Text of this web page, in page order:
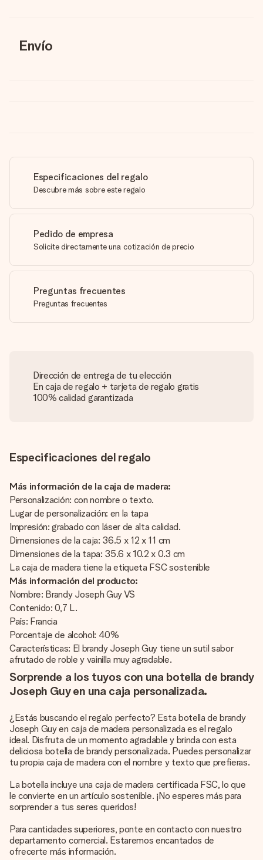
Envío
Especificaciones del regalo
Descubre más sobre este regalo
Pedido de empresa
Solicite directamente una cotización de precio
Preguntas frecuentes
Preguntas frecuentes
Dirección de entrega de tu elección
En caja de regalo + tarjeta de regalo gratis
100% calidad garantizada
Especificaciones del regalo
Más información de la caja de madera:
Personalización: con nombre o texto.
Lugar de personalización: en la tapa
Impresión: grabado con láser de alta calidad.
Dimensiones de la caja: 36.5 x 12 x 11 cm
Dimensiones de la tapa: 35.6 x 10.2 x 0.3 cm
La caja de madera tiene la etiqueta FSC sostenible
Más información del producto:
Nombre: Brandy Joseph Guy VS
Contenido: 0,7 L.
País: Francia
Porcentaje de alcohol: 40%
Características: El brandy Joseph Guy tiene un sutil sabor
afrutado de roble y vainilla muy agradable.
Sorprende a los tuyos con una botella de brandy
Joseph Guy en una caja personalizada.
¿Estás buscando el regalo perfecto? Esta botella de brandy
Joseph Guy en caja de madera personalizada es el regalo
ideal. Disfruta de un momento agradable y brinda con esta
deliciosa botella de brandy personalizada. Puedes personalizar
tu propia caja de madera con el nombre y texto que prefieras.
La botella incluye una caja de madera certificada FSC, lo que
le convierte en un artículo sostenible. ¡No esperes más para
sorprender a tus seres queridos!
Para cantidades superiores, ponte en contacto con nuestro
departamento comercial. Estaremos encantados de
ofrecerte más información.